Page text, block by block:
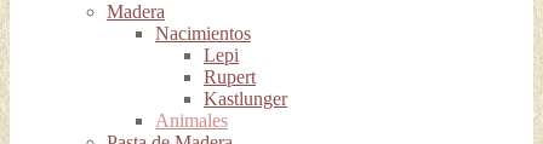
Madera
Nacimientos
Lepi
Rupert
Kastlunger
Animales